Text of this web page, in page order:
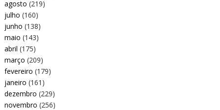
agosto (219)
julho (160)
junho (138)
maio (143)
abril (175)
março (209)
fevereiro (179)
janeiro (161)
dezembro (229)
novembro (256)